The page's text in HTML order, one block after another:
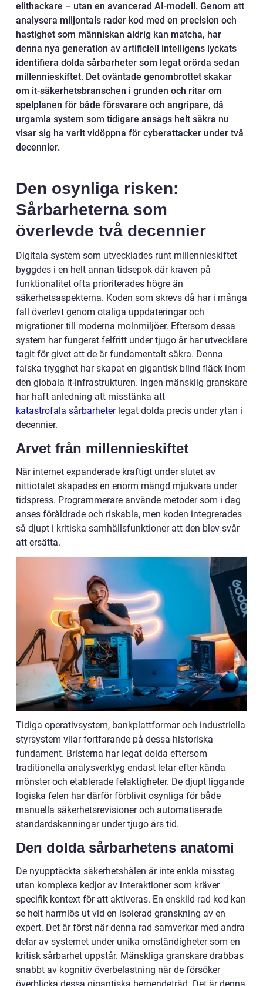
elithackare – utan en avancerad AI-modell. Genom att
analysera miljontals rader kod med en precision och
hastighet som människan aldrig kan matcha, har
denna nya generation av artificiell intelligens lyckats
identifiera dolda sårbarheter som legat orörda sedan
millennieskiftet. Det oväntade genombrottet skakar
om it-säkerhetsbranschen i grunden och ritar om
spelplanen för både försvarare och angripare, då
urgamla system som tidigare ansågs helt säkra nu
visar sig ha varit vidöppna för cyberattacker under två
decennier.
Den osynliga risken:
Sårbarheterna som
överlevde två decennier
Digitala system som utvecklades runt millennieskiftet
byggdes i en helt annan tidsepok där kraven på
funktionalitet ofta prioriterades högre än
säkerhetsaspekterna. Koden som skrevs då har i många
fall överlevt genom otaliga uppdateringar och
migrationer till moderna molnmiljöer. Eftersom dessa
system har fungerat felfritt under tjugo år har utvecklare
tagit för givet att de är fundamentalt säkra. Denna
falska trygghet har skapat en gigantisk blind fläck inom
den globala it-infrastrukturen. Ingen mänsklig granskare
har haft anledning att misstänka att
katastrofala sårbarheterlegat dolda precis under ytan i
decennier.
Arvet från millennieskiftet
När internet expanderade kraftigt under slutet av
nittiotalet skapades en enorm mängd mjukvara under
tidspress. Programmerare använde metoder som i dag
anses föråldrade och riskabla, men koden integrerades
så djupt i kritiska samhällsfunktioner att den blev svår
att ersätta.
Tidiga operativsystem, bankplattformar och industriella
styrsystem vilar fortfarande på dessa historiska
fundament. Bristerna har legat dolda eftersom
traditionella analysverktyg endast letar efter kända
mönster och etablerade felaktigheter. De djupt liggande
logiska felen har därför förblivit osynliga för både
manuella säkerhetsrevisioner och automatiserade
standardskanningar under tjugo års tid.
Den dolda sårbarhetens anatomi
De nyupptäckta säkerhetshålen är inte enkla misstag
utan komplexa kedjor av interaktioner som kräver
specifik kontext för att aktiveras. En enskild rad kod kan
se helt harmlös ut vid en isolerad granskning av en
expert. Det är först när denna rad samverkar med andra
delar av systemet under unika omständigheter som en
kritisk sårbarhet uppstår. Mänskliga granskare drabbas
snabbt av kognitiv överbelastning när de försöker